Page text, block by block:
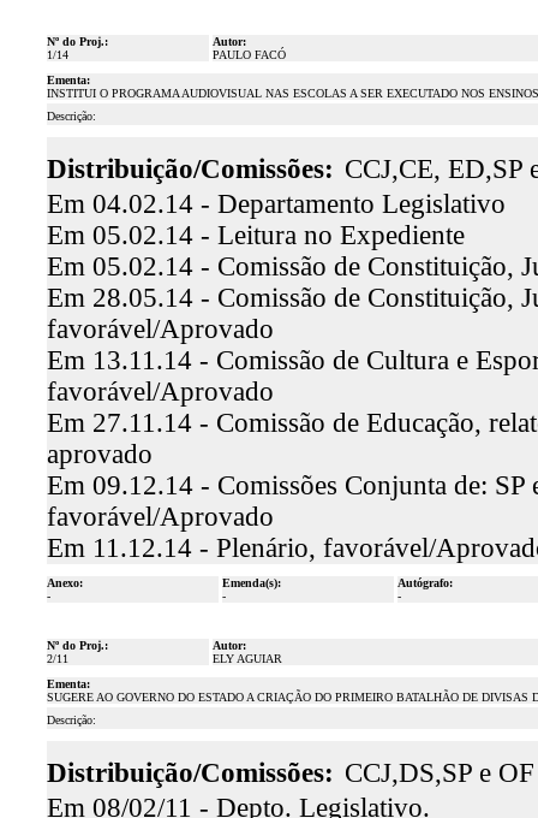
Nº do Proj.:
1/14
Autor:
PAULO FACÓ
Ementa:
INSTITUI O PROGRAMA AUDIOVISUAL NAS ESCOLAS A SER EXECUTADO NOS
Descrição:
Distribuição/Comissões: CCJ,CE, ED,SP
Em 04.02.14 - Departamento Legislativo
Em 05.02.14 - Leitura no Expediente
Em 05.02.14 - Comissão de Constituição,
Em 28.05.14 - Comissão de Constituição,
favorável/Aprovado
Em 13.11.14 - Comissão de Cultura e
favorável/Aprovado
Em 27.11.14 - Comissão de Educação,
aprovado
Em 09.12.14 - Comissões Conjunta de:
favorável/Aprovado
Em 11.12.14 - Plenário, favorável/
Anexo:
-
Emenda(s):
-
Autógrafo:
-
Nº do Proj.:
2/11
Autor:
ELY AGUIAR
Ementa:
SUGERE AO GOVERNO DO ESTADO A CRIAÇÃO DO PRIMEIRO BATALHÃO DE
Descrição:
Distribuição/Comissões: CCJ,DS,SP e OF
Em 08/02/11 - Depto. Legislativo.